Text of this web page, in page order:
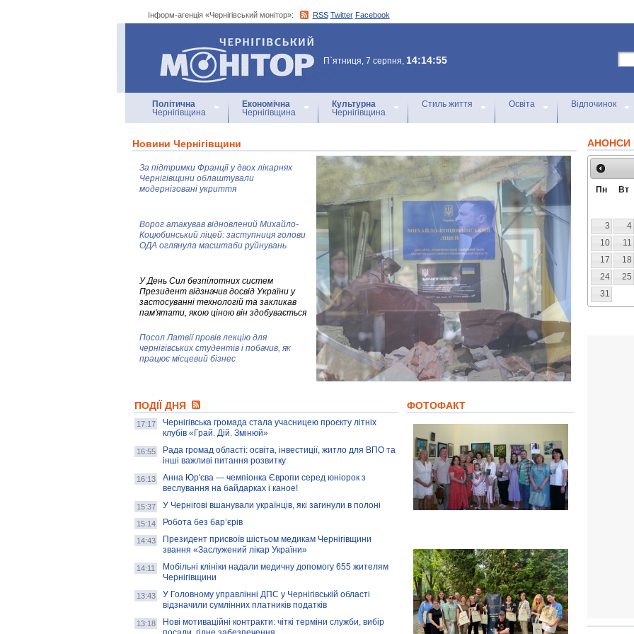
Інформ-агенція «Чернігівський монітор»: RSS Twitter Facebook
Інформ-агенція
«Чернігівський монітор»
П`ятниця, 7 серпня, 14:14:55
Політична
Чернігівщина
Економічна
Чернігівщина
Культурна
Чернігівщина
Стиль життя Освіта Відпочинок
Новини Чернігівщини
За підтримки Франції у двох лікарнях
Чернігівщини облаштували
модернізовані укриття
Ворог атакував відновлений Михайло-
Коцюбинський ліцей: заступниця голови
ОДА оглянула масштаби руйнувань
У День Сил безпілотних систем
Президент відзначив досвід України у
застосуванні технологій та закликав
пам'ятати, якою ціною він здобувається
Посол Латвії провів лекцію для
чернігівських студентів і побачив, як
працює місцевий бізнес
колекцію про війну, емоції та тварин
AB InBev Efes Україна підтримала
навчальний проєкт "Молодіжна бізнес-
школа", спрямований на розвиток
підприємництва у Чернігівській області
Золота тварина: видання Forbes
написало про чернігівця Патрона: хто і
скільки на ньому заробляє? І куди
витрачають?
ПОДІЇ ДНЯ
17:17
Чернігівська громада стала учасницею проєкту літніх
клубів «Грай. Дій. Змінюй»
16:55
Рада громад області: освіта, інвестиції, житло для ВПО та
інші важливі питання розвитку
16:13
Анна Юр'єва — чемпіонка Європи серед юніорок з
веслування на байдарках і каное!
15:37 У Чернігові вшанували українців, які загинули в полоні
15:14 Робота без бар’єрів
14:43
Президент присвоїв шістьом медикам Чернігівщини
звання «Заслужений лікар України»
14:11
Мобільні клініки надали медичну допомогу 655 жителям
Чернігівщини
13:43
У Головному управлінні ДПС у Чернігівській області
відзначили сумлінних платників податків
13:18
Нові мотиваційні контракти: чіткі терміни служби, вибір
ФОТОФАКТ
АНОНСИ
Пн Вт
3
4
10
11
17
18
24
25
31